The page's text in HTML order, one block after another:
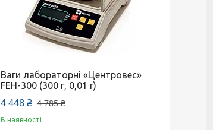
Ваги лабораторні «Центровес»
FEH-300 (300 г, 0,01 г)
4 448 ₴ 4 785 ₴
В наявності